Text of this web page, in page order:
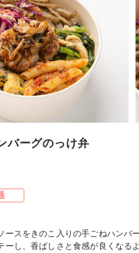
バーグのっけ弁
ースをきのこ入りの手ごねハンバ
ーし、香ばしさと食感が良くなる